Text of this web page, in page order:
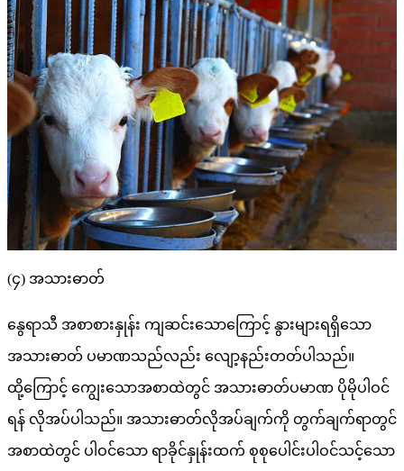
(၄) အသားဓာတ်
နွေရာသီ အစာစားနှုန်း ကျဆင်းသောကြောင့် နွားများရရှိသော
အသားဓာတ် ပမာဏသည်လည်း လျော့နည်းတတ်ပါသည်။
ထို့ကြောင့် ကျွေးသောအစာထဲတွင် အသားဓာတ်ပမာဏ ပိုမိုပါဝင်
ရန် လိုအပ်ပါသည်။ အသားဓာတ်လိုအပ်ချက်ကို တွက်ချက်ရာတွင်
အစာထဲတွင် ပါဝင်သော ရာခိုင်နှုန်းထက် စုစုပေါင်းပါဝင်သင့်သော